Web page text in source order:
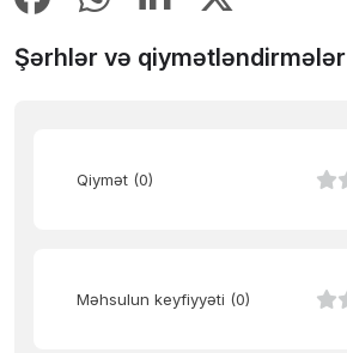
Şərhlər və qiymətləndirmələr
Qiymət (0)
Məhsulun keyfiyyəti (0)